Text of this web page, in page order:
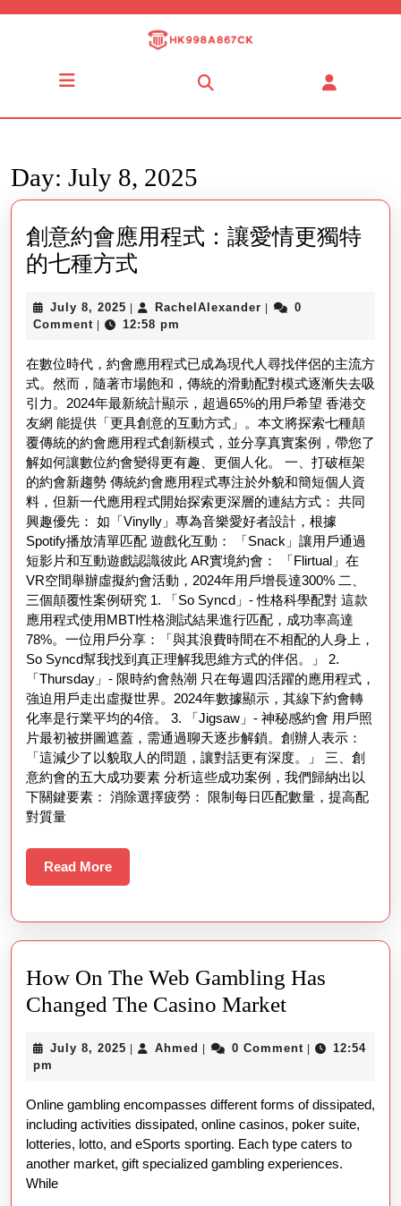
Day: July 8, 2025
創意約會應用程式：讓愛情更獨特
的七種方式
約
應
用
程
式：
讓
愛
情
更
獨
特
的
七
種
方
式
July 8, 2025 July
8,
RachelAlexander RachelAlexander
0
Comment
12:58 pm
在數位時代，約會應用程式已成為現代人尋找伴侶的主流方
式。然而，隨著市場飽和，傳統的滑動配對模式逐漸失去吸
引力。2024年最新統計顯示，超過65%的用戶希望 香港交
友網 能提供「更具創意的互動方式」。本文將探索七種顛
覆傳統的約會應用程式創新模式，並分享真實案例，帶您了
解如何讓數位約會變得更有趣、更個人化。 一、打破框架
的約會新趨勢 傳統約會應用程式專注於外貌和簡短個人資
料，但新一代應用程式開始探索更深層的連結方式： 共同
興趣優先： 如「Vinylly」專為音樂愛好者設計，根據
Spotify播放清單匹配 遊戲化互動： 「Snack」讓用戶通過
短影片和互動遊戲認識彼此 AR實境約會： 「Flirtual」在
VR空間舉辦虛擬約會活動，2024年用戶增長達300% 二、
三個顛覆性案例研究 1. 「So Syncd」- 性格科學配對 這款
應用程式使用MBTI性格測試結果進行匹配，成功率高達
78%。一位用戶分享：「與其浪費時間在不相配的人身上，
So Syncd幫我找到真正理解我思維方式的伴侶。」 2.
「Thursday」- 限時約會熱潮 只在每週四活躍的應用程式，
強迫用戶走出虛擬世界。2024年數據顯示，其線下約會轉
化率是行業平均的4倍。 3. 「Jigsaw」- 神秘感約會 用戶照
片最初被拼圖遮蓋，需通過聊天逐步解鎖。創辦人表示：
「這減少了以貌取人的問題，讓對話更有深度。」 三、創
意約會的五大成功要素 分析這些成功案例，我們歸納出以
下關鍵要素： 消除選擇疲勞： 限制每日匹配數量，提高配
對質量
Read MoreRead
More
How On The Web Gambling Has
Changed The Casino MarketHow
The
Gambling
Has
Changed
July 8, 2025 July
Ahmed Ahmed0 Comment
12:54
pm
Online gambling encompasses different forms of dissipated,
including activities dissipated, online casinos, poker suite,
lotteries, lotto, and eSports sporting. Each type caters to
another market, gift specialized gambling experiences.
While